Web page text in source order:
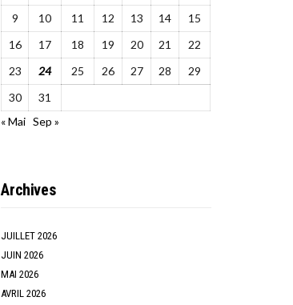
9
10 11 12 13 14
15
16
17 18 19 20 21
22
23
24 25 26 27 28
29
30
31
« Mai Sep »
Archives
JUILLET 2026
JUIN 2026
MAI 2026
AVRIL 2026